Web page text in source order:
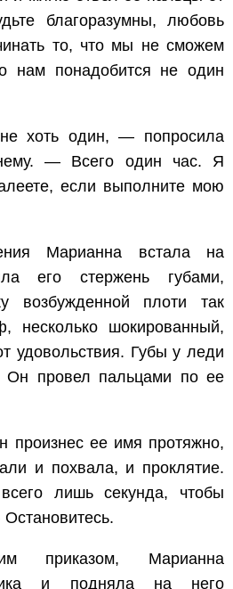
благоразумны, любовь
то, что мы не сможем
нам понадобится не один
хоть один, — попросила
— Всего один час. Я
если выполните мою
Марианна встала на
его стержень губами,
возбужденной плоти так
несколько шокированный,
удовольствия. Губы у леди
Он провел пальцами по ее
ее имя протяжно,
и похвала, и проклятие.
лишь секунда, чтобы
приказом, Марианна
и подняла на него